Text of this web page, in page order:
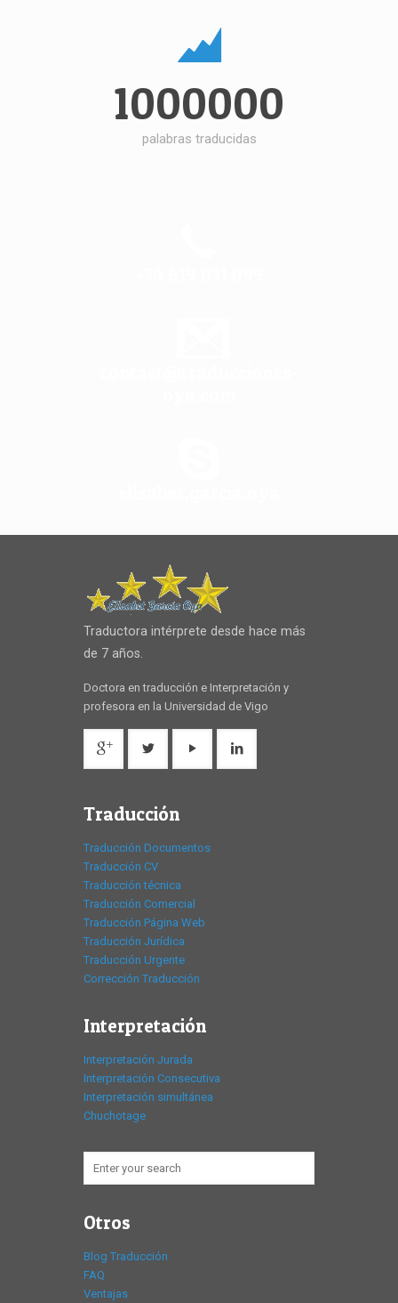
1000000
palabras traducidas
Traductora intérprete desde hace más
de 7 años.
Doctora en traducción e Interpretación y
profesora en la Universidad de Vigo
Traducción
Traducción Documentos
Traducción CV
Traducción técnica
Traducción Comercial
Traducción Página Web
Traducción Jurídica
Traducción Urgente
Corrección Traducción
Interpretación
Interpretación Jurada
Interpretación Consecutiva
Interpretación simultánea
Chuchotage
Otros
Blog Traducción
FAQ
Ventajas